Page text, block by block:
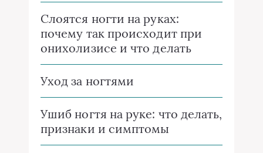
Слоятся ногти на руках:
почему так происходит при
онихолизисе и что делать
Уход за ногтями
Ушиб ногтя на руке: что делать,
признаки и симптомы